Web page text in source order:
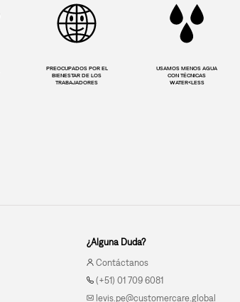
PREOCUPADOS POR EL
BIENESTAR DE LOS
TRABAJADORES
USAMOS MENOS AGUA
CON TÉCNICAS
WATER<LESS
¿Alguna Duda?
Contáctanos
(+51) 01 709 6081
levis.pe@customercare.global